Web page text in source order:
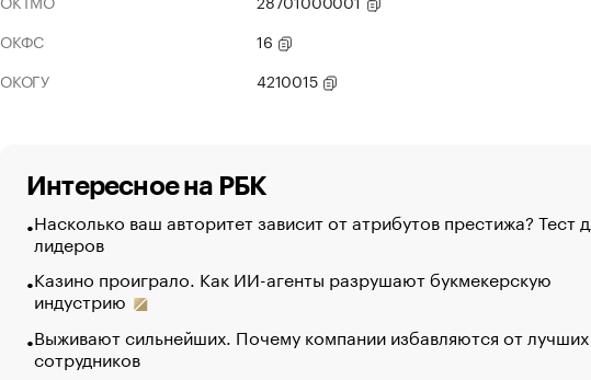
ОКФС
16
ОКОГУ
4210015
Интересное на РБК
Насколько ваш авторитет зависит от атрибутов престижа? Тест
лидеров
Казино проиграло. Как ИИ-агенты разрушают букмекерскую
индустрию
Выживают сильнейших. Почему компании избавляются от лучших
сотрудников